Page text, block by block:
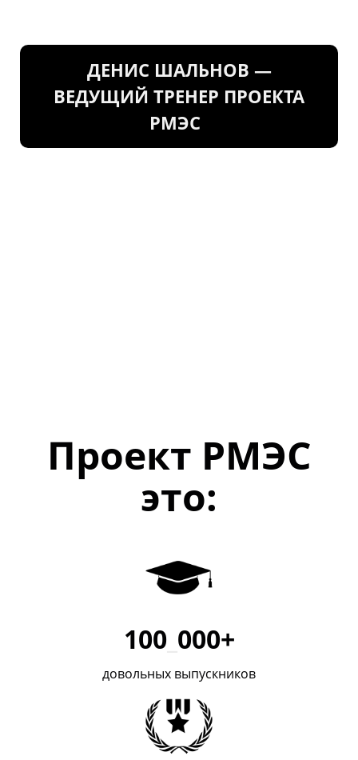
ДЕНИС ШАЛЬНОВ —
ВЕДУЩИЙ ТРЕНЕР ПРОЕКТА
РМЭС
Проект РМЭС
это:
100_ 000+
довольных выпускников